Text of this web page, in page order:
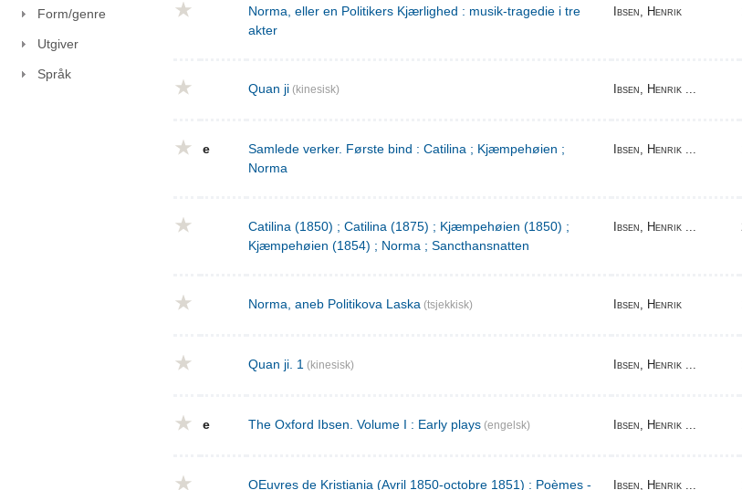
Form/genre
Utgiver
Språk
Norma, eller en Politikers Kjærlighed : musik-tragedie i tre
akter
Ibsen, Henrik
Quan ji (kinesisk) Ibsen, Henrik ...
e
Samlede verker. Første bind : Catilina ; Kjæmpehøien ;
Norma
Ibsen, Henrik ...
Catilina (1850) ; Catilina (1875) ; Kjæmpehøien (1850) ;
Kjæmpehøien (1854) ; Norma ; Sancthansnatten
Ibsen, Henrik ...
Norma, aneb Politikova Laska (tsjekkisk) Ibsen, Henrik
Quan ji. 1 (kinesisk) Ibsen, Henrik ...
e The Oxford Ibsen. Volume I : Early plays (engelsk) Ibsen, Henrik ...
OEuvres de Kristiania (Avril 1850-octobre 1851) : Poèmes - Ibsen, Henrik ...